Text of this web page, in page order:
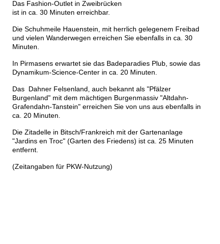
Das Fashion-Outlet in Zweibrücken
ist in ca. 30 Minuten erreichbar.
Die Schuhmeile Hauenstein, mit herrlich gelegenem Freibad
und vielen Wanderwegen erreichen Sie ebenfalls in ca. 30
Minuten.
In Pirmasens erwartet sie das Badeparadies Plub, sowie das
Dynamikum-Science-Center in ca. 20 Minuten.
Das Dahner Felsenland, auch bekannt als "Pfälzer
Burgenland" mit dem mächtigen Burgenmassiv "Altdahn-
Grafendahn-Tanstein" erreichen Sie von uns aus ebenfalls in
ca. 20 Minuten.
Die Zitadelle in Bitsch/Frankreich mit der Gartenanlage
"Jardins en Troc" (Garten des Friedens) ist ca. 25 Minuten
entfernt.
(Zeitangaben für PKW-Nutzung)